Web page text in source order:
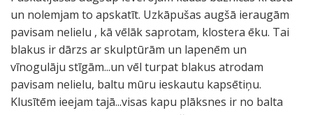
un nolemjam to apskatīt. Uzkāpušas augšā ieraugām
pavisam nelielu , kā vēlāk saprotam, klostera ēku. Tai
blakus ir dārzs ar skulptūrām un lapenēm un
vīnogulāju stīgām...un vēl turpat blakus atrodam
pavisam nelielu, baltu mūru ieskautu kapsētiņu.
Klusītēm ieejam tajā...visas kapu plāksnes ir no balta